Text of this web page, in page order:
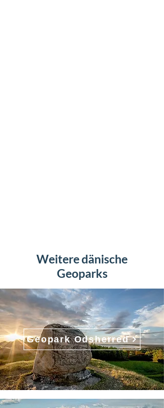
Weitere dänische
Geoparks
Geopark Odsherred